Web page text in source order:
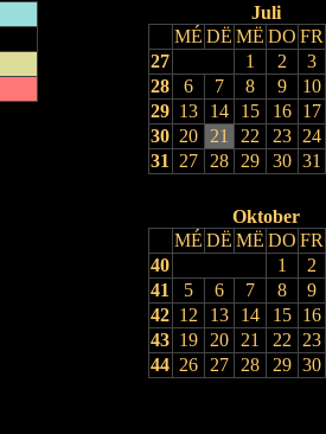
Juli
MÉ DË MË DO FR
27
1 2
3
28
6 7 8 9
10
29 13 14 15 16
17
30 20 21 22 23
24
31
27 28 29 30 31
Oktober
MÉ DË MË DO FR
40
1
2
41
5 6 7 8
9
42 12 13 14 15
16
43 19 20 21 22
23
44 26 27 28 29 30